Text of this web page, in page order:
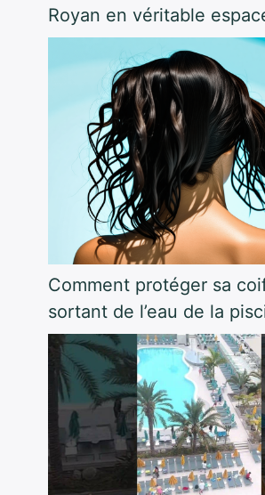
Royan en véritable
Comment protéger sa
sortant de l’eau de la